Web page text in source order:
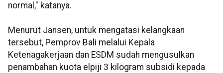
normal," katanya.
Menurut Jansen, untuk mengatasi kelangkaan
tersebut, Pemprov Bali melalui Kepala
Ketenagakerjaan dan ESDM sudah mengusulkan
penambahan kuota elpiji 3 kilogram subsidi kepada